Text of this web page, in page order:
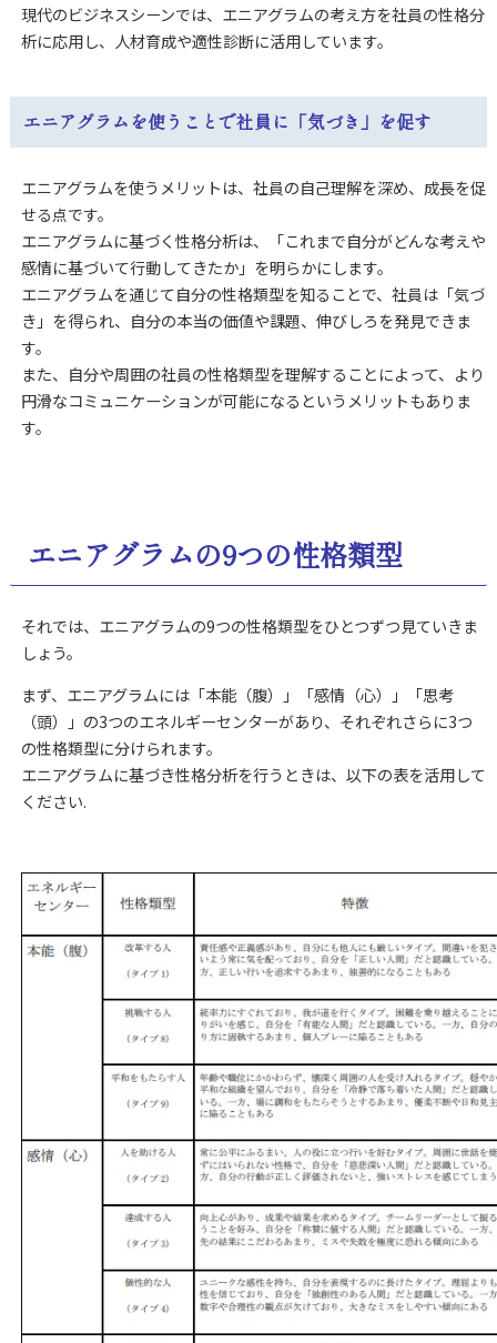
現代のビジネスシーンでは、エニアグラムの考え方を社員の性格分
析に応用し、人材育成や適性診断に活用しています。
エニアグラムを使うことで社員に「気づき」を促す
エニアグラムを使うメリットは、社員の自己理解を深め、成長を促
せる点です。
エニアグラムに基づく性格分析は、「これまで自分がどんな考えや
感情に基づいて行動してきたか」を明らかにします。
エニアグラムを通じて自分の性格類型を知ることで、社員は「気づ
き」を得られ、自分の本当の価値や課題、伸びしろを発見できま
す。
また、自分や周囲の社員の性格類型を理解することによって、より
円滑なコミュニケーションが可能になるというメリットもありま
す。
エニアグラムの9つの性格類型
それでは、エニアグラムの9つの性格類型をひとつずつ見ていきま
しょう。
まず、エニアグラムには「本能（腹）」「感情（心）」「思考
（頭）」の3つのエネルギーセンターがあり、それぞれさらに3つ
の性格類型に分けられます。
エニアグラムに基づき性格分析を行うときは、以下の表を活用して
ください.